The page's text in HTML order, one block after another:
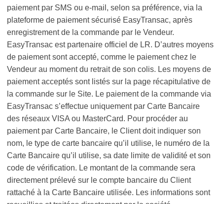
paiement par SMS ou e-mail, selon sa préférence, via la
plateforme de paiement sécurisé EasyTransac, après
enregistrement de la commande par le Vendeur.
EasyTransac est partenaire officiel de LR. D’autres moyens
de paiement sont accepté, comme le paiement chez le
Vendeur au moment du retrait de son colis. Les moyens de
paiement acceptés sont listés sur la page récapitulative de
la commande sur le Site. Le paiement de la commande via
EasyTransac s’effectue uniquement par Carte Bancaire
des réseaux VISA ou MasterCard. Pour procéder au
paiement par Carte Bancaire, le Client doit indiquer son
nom, le type de carte bancaire qu’il utilise, le numéro de la
Carte Bancaire qu’il utilise, sa date limite de validité et son
code de vérification. Le montant de la commande sera
directement prélevé sur le compte bancaire du Client
rattaché à la Carte Bancaire utilisée. Les informations sont